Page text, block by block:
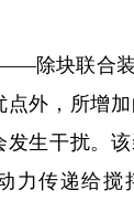
除块联合装
点外，所增
生干扰。
力传递给搅